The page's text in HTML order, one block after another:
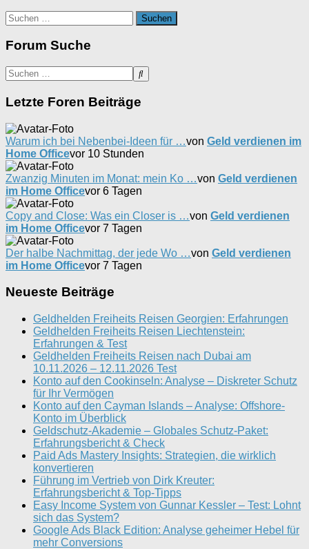
Suchen
nach:
Forum Suche
Letzte Foren Beiträge
Warum ich bei Nebenbei-Ideen für …von Geld verdienen im
Home Officevor 10 Stunden
Zwanzig Minuten im Monat: mein Ko …von Geld verdienen
im Home Officevor 6 Tagen
Copy and Close: Was ein Closer is …von Geld verdienen
im Home Officevor 7 Tagen
Der halbe Nachmittag, der jede Wo …von Geld verdienen
im Home Officevor 7 Tagen
Neueste Beiträge
Geldhelden Freiheits Reisen Georgien: Erfahrungen
Geldhelden Freiheits Reisen Liechtenstein:
Erfahrungen & Test
Geldhelden Freiheits Reisen nach Dubai am
10.11.2026 – 12.11.2026 Test
Konto auf den Cookinseln: Analyse – Diskreter Schutz
für Ihr Vermögen
Konto auf den Cayman Islands – Analyse: Offshore-
Konto im Überblick
Geldschutz-Akademie – Globales Schutz-Paket:
Erfahrungsbericht & Check
Paid Ads Mastery Insights: Strategien, die wirklich
konvertieren
Führung im Vertrieb von Dirk Kreuter:
Erfahrungsbericht & Top-Tipps
Easy Income System von Gunnar Kessler – Test: Lohnt
sich das System?
Google Ads Black Edition: Analyse geheimer Hebel für
mehr Conversions